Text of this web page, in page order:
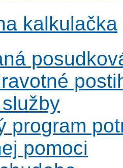
kalkulačka
program
pomoci